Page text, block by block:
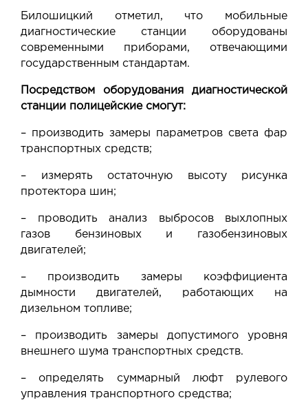
Билошицкий отметил, что мобильные
диагностические станции оборудованы
современными приборами, отвечающими
государственным стандартам.
Посредством оборудования диагностической
станции полицейские смогут:
– производить замеры параметров света фар
транспортных средств;
– измерять остаточную высоту рисунка
протектора шин;
– проводить анализ выбросов выхлопных
газов бензиновых и газобензиновых
двигателей;
– производить замеры коэффициента
дымности двигателей, работающих на
дизельном топливе;
– производить замеры допустимого уровня
внешнего шума транспортных средств.
– определять суммарный люфт рулевого
управления транспортного средства;